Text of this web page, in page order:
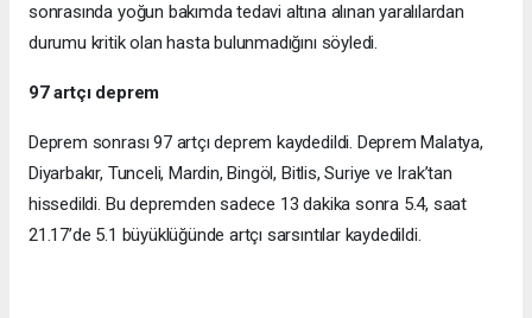
sonrasında yoğun bakımda tedavi altına alınan yaralılardan
durumu kritik olan hasta bulunmadığını söyledi.
97 artçı deprem
Deprem sonrası 97 artçı deprem kaydedildi. Deprem Malatya,
Diyarbakır, Tunceli, Mardin, Bingöl, Bitlis, Suriye ve Irak’tan
hissedildi. Bu depremden sadece 13 dakika sonra 5.4, saat
21.17’de 5.1 büyüklüğünde artçı sarsıntılar kaydedildi.